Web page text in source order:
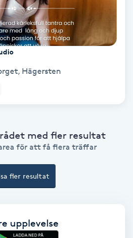
, Hägersten
med fler resultat
för att få flera träffar
fler resultat
upplevelse